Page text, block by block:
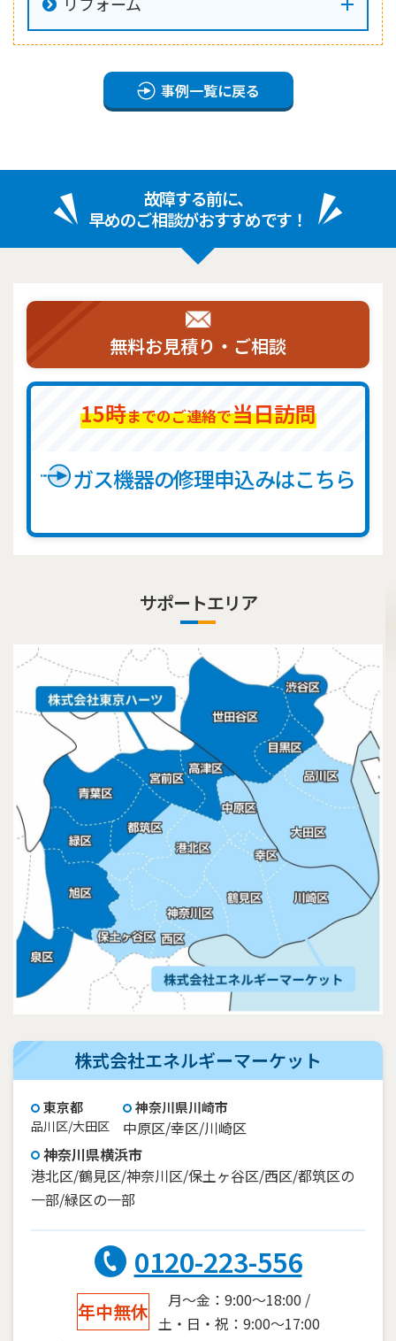
事例一覧に戻る
故障する前に、
早めのご相談がおすすめです！
無料お見積り・ご相談
15時までのご連絡で当日訪問
ガス機器の修理申込みはこちら
サポートエリア
株式会社エネルギーマーケット
東京都
品川区/大田区
神奈川県川崎市
中原区/幸区/川崎区
神奈川県横浜市
港北区/鶴見区/神奈川区/保土ヶ谷区/西区/都筑区の
一部/緑区の一部
0120-223-556
年中無休
月～金：9:00～18:00 /
土・日・祝：9:00～17:00